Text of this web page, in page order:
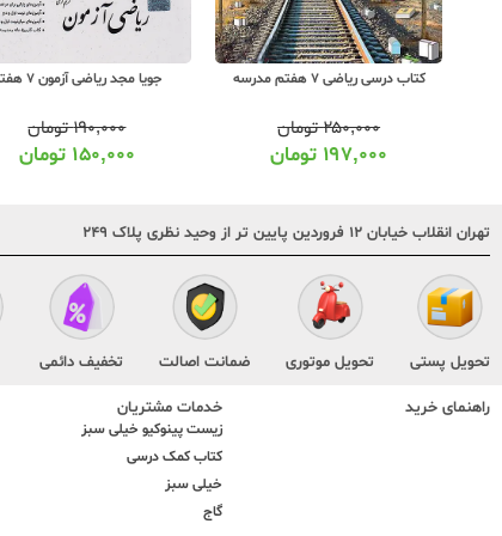
کتاب درسی ریاضی 7 هفتم مدرسه
۲۵۰,۰۰۰تومان
۱۹۷,۰۰۰ تومان
جویا مجد ریاضی آزمون 7 هفتم
۱۹۰,۰۰۰تومان
۱۵۰,۰۰۰ تومان
تهران انقلاب خیابان ۱۲ فروردین پایین تر از وحید نظری پلاک ۲۴۹
تحویل پستی تحویل موتوری ضمانت اصالت تخفیف دائمی
راهنمای خرید خدمات مشتریان
زیست پینوکیو خیلی سبز
کتاب کمک درسی
خیلی سبز
گاج